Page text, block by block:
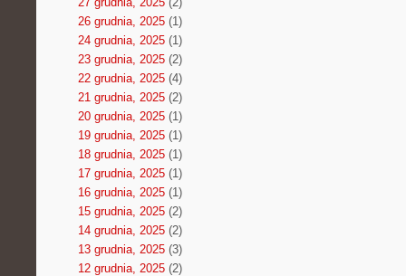
26 grudnia, 2025(1)
24 grudnia, 2025(1)
23 grudnia, 2025(2)
22 grudnia, 2025(4)
21 grudnia, 2025(2)
20 grudnia, 2025(1)
19 grudnia, 2025(1)
18 grudnia, 2025(1)
17 grudnia, 2025(1)
16 grudnia, 2025(1)
15 grudnia, 2025(2)
14 grudnia, 2025(2)
13 grudnia, 2025(3)
12 grudnia, 2025(2)